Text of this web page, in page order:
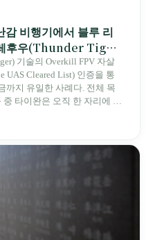
감 비행기에서 블루 리
후우(Thunder Tiger)
기술의 Overkill FPV 자살
UAS Cleared List) 인증을 통
까지 유일한 사례다. 전체 목
타이완은 오직 한 자리에 불
원의원 4명이 《타이완을 위
려 미국 스스로가 입법을 통해
서 46년간 원격 조종 장난감
주에 두 번째 공장을 건설할